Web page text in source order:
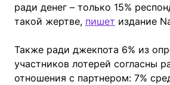
ради денег – только 15%
такой жертве, пишет издание
Также ради джекпота 6% из
участников лотерей согласны
отношения с партнером: 7%